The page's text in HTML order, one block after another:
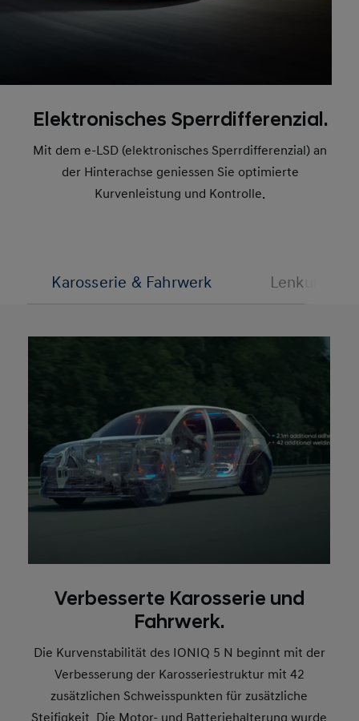
Elektronisches Sperrdifferenzial.
Mit dem e-LSD (elektronisches Sperrdifferenzial) an
der Hinterachse geniessen Sie optimierte
Kurvenleistung und Kontrolle.
Karosserie & Fahrwerk Lenkung
Verbesserte Karosserie und
Fahrwerk.
Die Kurvenstabilität des IONIQ 5 N beginnt mit der
Verbesserung der Karosseriestruktur mit 42
zusätzlichen Schweisspunkten für zusätzliche